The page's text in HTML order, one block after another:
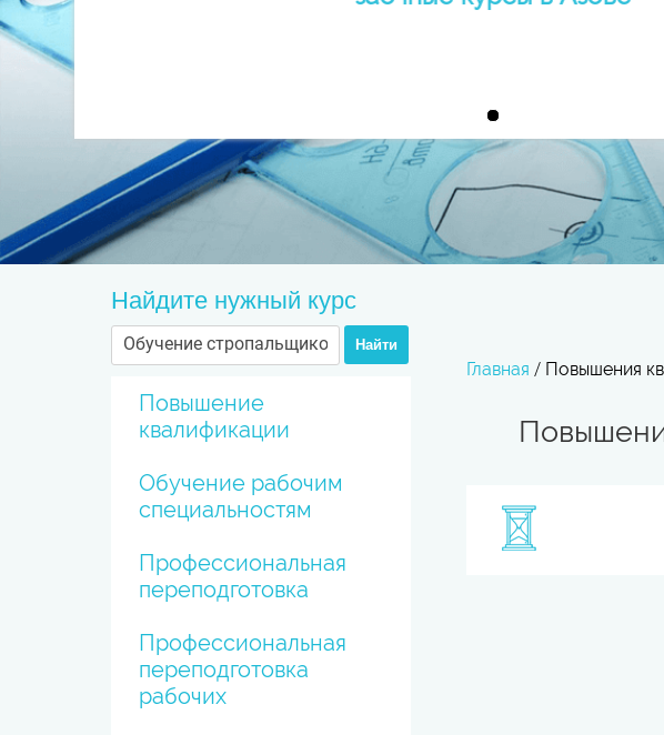
Найдите нужный курс
Найти
Повышение
квалификации
Обучение рабочим
специальностям
Профессиональная
переподготовка
Профессиональная
переподготовка
рабочих
Главная / Повышения